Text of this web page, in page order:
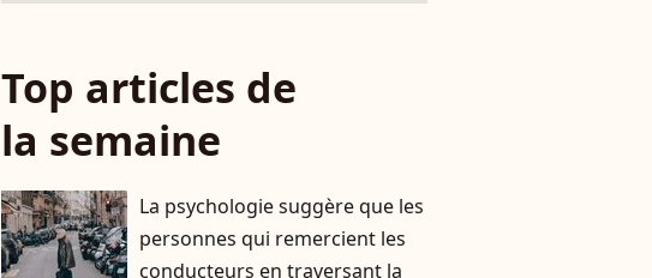
Top articles de
la semaine
La psychologie suggère que les
personnes qui remercient les
conducteurs en traversant la